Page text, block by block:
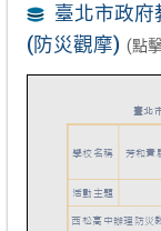
臺北市政府
(防災觀摩) (點